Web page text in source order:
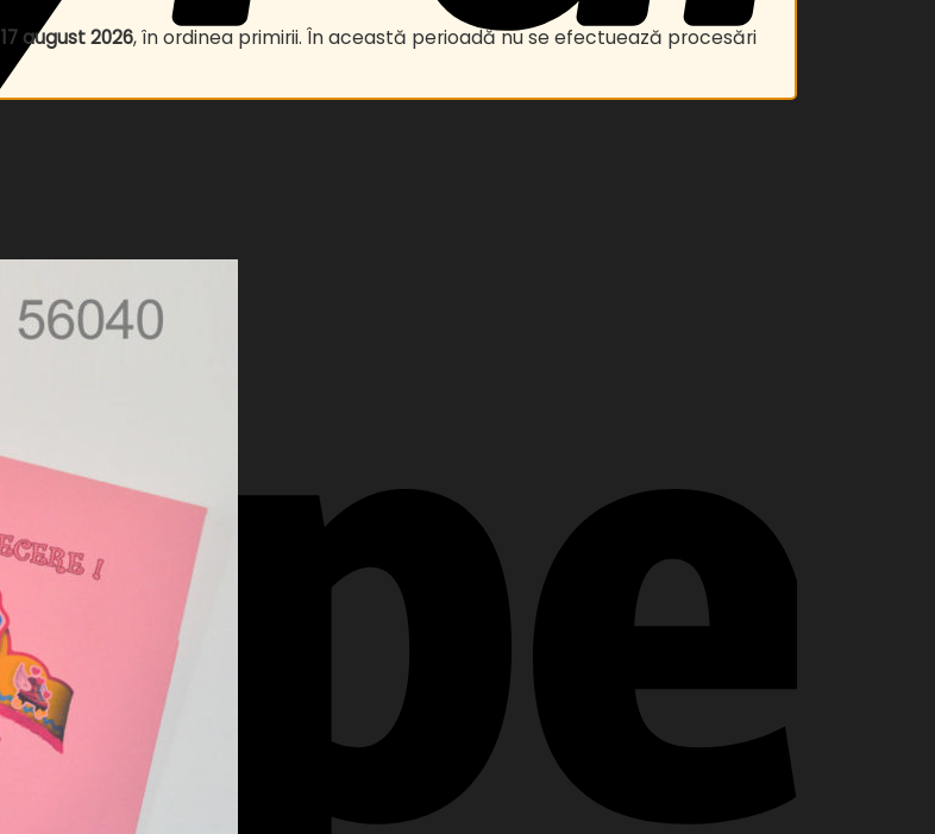
17 august 2026, în ordinea primirii. În această perioadă nu se efectuează procesări